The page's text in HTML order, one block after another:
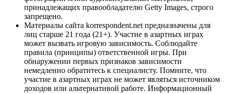
принадлежащих правообладателю Getty Images, строго
запрещено.
Материалы сайта korrespondent.net предназначены для
лиц старше 21 года (21+). Участие в азартных играх
может вызвать игровую зависимость. Соблюдайте
правила (принципы) ответственной игры. При
обнаружении первых признаков зависимости
немедленно обратитесь к специалисту. Помните, что
участие в азартных играх не может являться источником
доходов или альтернативой работе. Информационный